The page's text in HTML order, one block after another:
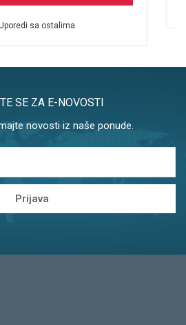
sa ostalima
SE ZA E-NOVOSTI
novosti iz naše ponude.
Prijava